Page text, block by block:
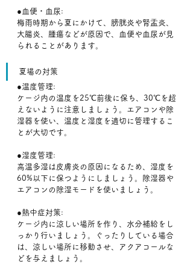
●血便・血尿:
梅雨時期から夏にかけて、膀胱炎や腎盂炎、
大腸炎、腫瘍などが原因で、血便や血尿が見
られることがあります。﻿
夏場の対策
●温度管理:
ケージ内の温度を25℃前後に保ち、30℃を超
えないように注意しましょう。エアコンや除
湿器を使い、温度と湿度を適切に管理するこ
とが大切です。﻿
●湿度管理:
高温多湿は皮膚炎の原因になるため、湿度を
60%以下に保つようにしましょう。除湿器や
エアコンの除湿モードを使いましょう。﻿
●熱中症対策:
ケージ内に涼しい場所を作り、水分補給をし
っかり行いましょう。ぐったりしている場合
は、涼しい場所に移動させ、アクアコールな
どを与えましょう。﻿